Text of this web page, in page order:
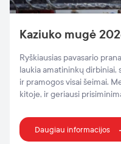
Kaziuko mugė
Ryškiausias pavasario
laukia amatininkų dirbiniai,
ir pramogos visai šeimai.
kitoje, ir geriausi
Daugiau informacijos